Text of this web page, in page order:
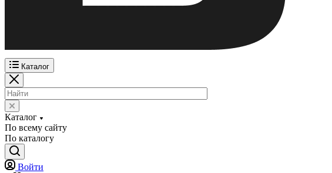
Каталог
Каталог
По всему сайту
По каталогу
Войти